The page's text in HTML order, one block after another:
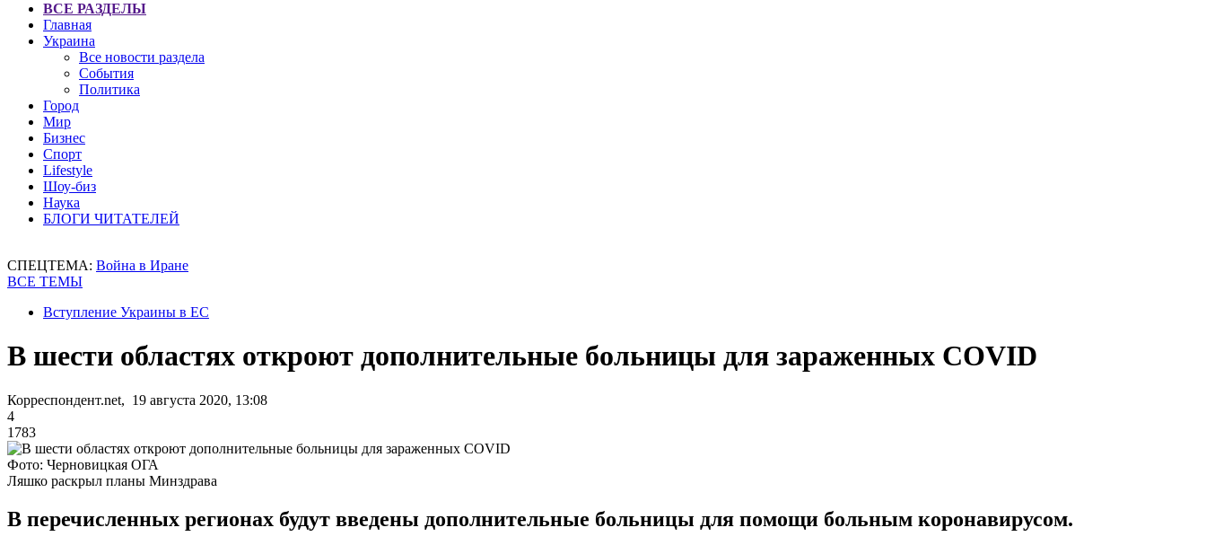
ВСЕ РАЗДЕЛЫ
Главная
Украина
Все новости раздела
События
Политика
Город
Мир
Бизнес
Спорт
Lifestyle
Шоу-биз
Наука
БЛОГИ ЧИТАТЕЛЕЙ
СПЕЦТЕМА: Война в Иране
ВСЕ ТЕМЫ
Вступление Украины в ЕС
В шести областях откроют дополнительные больницы для зараженных COVID
Корреспондент.net, 19 августа 2020, 13:08
4
1783
Фото: Черновицкая ОГА
Ляшко раскрыл планы Минздрава
В перечисленных регионах будут введены дополнительные больницы для помощи больным коронавирусом.